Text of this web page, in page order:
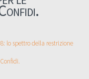
lo spettro della restrizione